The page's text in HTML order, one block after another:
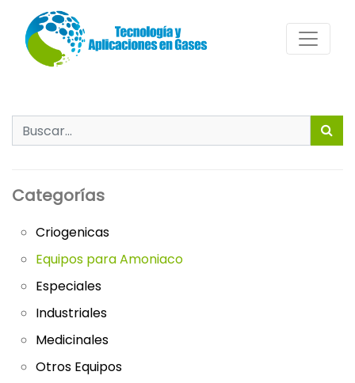
Search
for:
Categorías
Criogenicas
Equipos para Amoniaco
Especiales
Industriales
Medicinales
Otros Equipos